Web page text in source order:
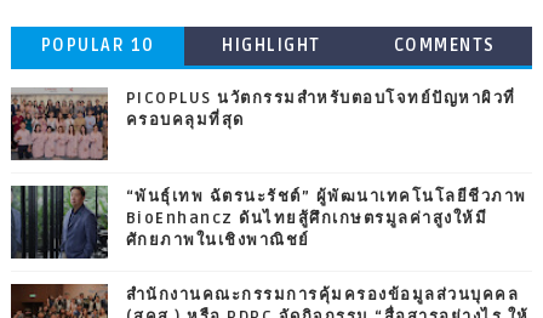
POPULAR 10 HIGHLIGHT COMMENTS
PICOPLUS นวัตกรรมสำหรับตอบโจทย์ปัญหาผิวที่
ครอบคลุมที่สุด
“พันธุ์เทพ ฉัตรนะรัชต์” ผู้พัฒนาเทคโนโลยีชีวภาพ
BioEnhancz ดันไทยสู้ศึกเกษตรมูลค่าสูงให้มี
ศักยภาพในเชิงพาณิชย์
สำนักงานคณะกรรมการคุ้มครองข้อมูลส่วนบุคคล